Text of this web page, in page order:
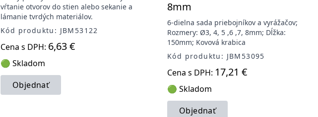
vŕtanie otvorov do stien alebo sekanie a
lámanie tvrdých materiálov.
Kód produktu: JBM53122
Cena s DPH: 6,63 €
🟢 Skladom
Objednať
8mm
6-dielna sada priebojníkov a vyrážačov;
Rozmery: Ø3, 4, 5 ,6 ,7, 8mm; Dĺžka:
150mm; Kovová krabica
Kód produktu: JBM53095
Cena s DPH: 17,21 €
🟢 Skladom
Objednať